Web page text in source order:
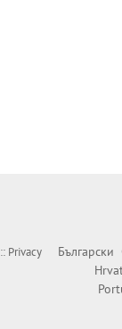
:: Privacy
Български